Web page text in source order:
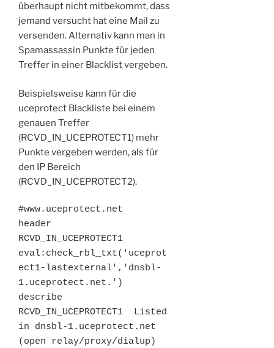
überhaupt nicht mitbekommt, dass
jemand versucht hat eine Mail zu
versenden. Alternativ kann man in
Spamassassin Punkte für jeden
Treffer in einer Blacklist vergeben.
Beispielsweise kann für die
uceprotect Blackliste bei einem
genauen Treffer
(RCVD_IN_UCEPROTECT1) mehr
Punkte vergeben werden, als für
den IP Bereich
(RCVD_IN_UCEPROTECT2).
#www.uceprotect.net
header
RCVD_IN_UCEPROTECT1
eval:check_rbl_txt('uceprot
ect1-lastexternal','dnsbl-
1.uceprotect.net.')
describe
RCVD_IN_UCEPROTECT1  Listed
in dnsbl-1.uceprotect.net
(open relay/proxy/dialup)